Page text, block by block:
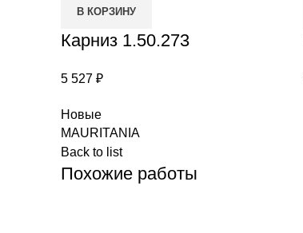
В КОРЗИНУ
Карниз 1.50.273
5 527 ₽
Новые
MAURITANIA
Back to list
Похожие работы